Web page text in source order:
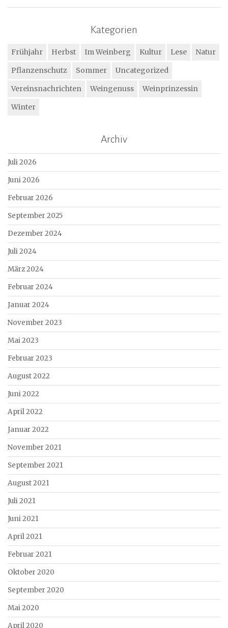
Kategorien
Frühjahr Herbst Im Weinberg Kultur Lese
Natur
Pflanzenschutz
Sommer
Uncategorized
Vereinsnachrichten
Weingenuss
Weinprinzessin
Winter
Archiv
Juli 2026
Juni 2026
Februar 2026
September 2025
Dezember 2024
Juli 2024
März 2024
Februar 2024
Januar 2024
November 2023
Mai 2023
Februar 2023
August 2022
Juni 2022
April 2022
Januar 2022
November 2021
September 2021
August 2021
Juli 2021
Juni 2021
April 2021
Februar 2021
Oktober 2020
September 2020
Mai 2020
April 2020